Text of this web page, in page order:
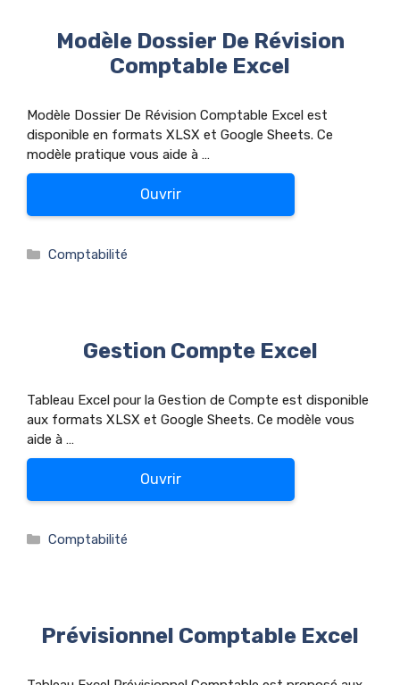
Modèle Dossier De Révision
Comptable Excel
Modèle Dossier De Révision Comptable Excel est
disponible en formats XLSX et Google Sheets. Ce
modèle pratique vous aide à …
Ouvrir
Catégories
Comptabilité
Gestion Compte Excel
Tableau Excel pour la Gestion de Compte est disponible
aux formats XLSX et Google Sheets. Ce modèle vous
aide à …
Ouvrir
Catégories
Comptabilité
Prévisionnel Comptable Excel